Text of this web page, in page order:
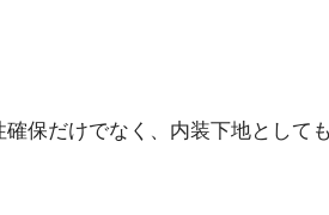
保だけでなく、内装下地として